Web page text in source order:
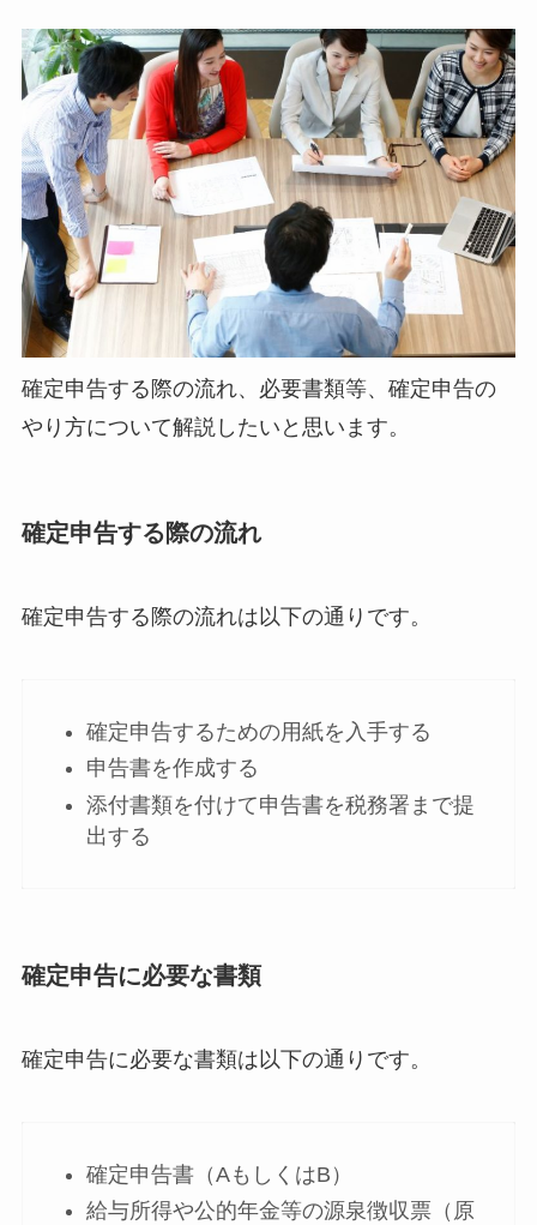
確定申告する際の流れ、必要書類等、確定申告の
やり方について解説したいと思います。
確定申告する際の流れ
確定申告する際の流れは以下の通りです。
確定申告するための用紙を入手する
申告書を作成する
添付書類を付けて申告書を税務署まで提
出する
確定申告に必要な書類
確定申告に必要な書類は以下の通りです。
確定申告書（AもしくはB）
給与所得や公的年金等の源泉徴収票（原